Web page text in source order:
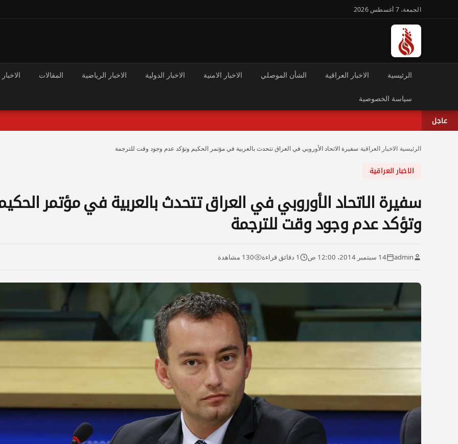
الجمعة، 7 أغسطس 2026
الرئيسية الاخبار العراقية الشأن الموصلي الاخبار الامنية الاخبار الدولية الاخبار الرياضية المقالات
سياسة الخصوصية
عاجل
الرئيسية الاخبار العراقية سفيرة الاتحاد الأوروبي في العراق تتحدث بالعربية في مؤتمر الحكيم وتؤكد عدم وجود وقت للترجمة
الاخبار العراقية
سفيرة الاتحاد الأوروبي في العراق تتحدث بالعربية في مؤتمر
وتؤكد عدم وجود وقت للترجمة
admin 14 سبتمبر 2014، 12:00 ص 1 دقائق قراءة 130 مشاهدة